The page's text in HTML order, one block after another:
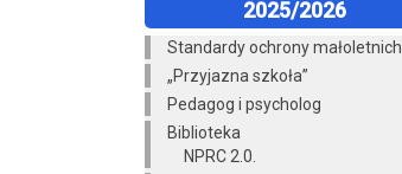
2025/2026
Standardy ochrony małoletnich
„Przyjazna szkoła”
Pedagog i psycholog
Biblioteka
NPRC 2.0.